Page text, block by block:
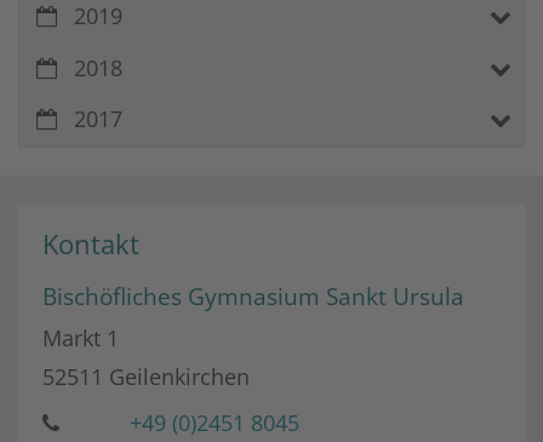
2019
2018
2017
Kontakt
Bischöfliches Gymnasium Sankt Ursula
Markt 1
52511 Geilenkirchen
+49 (0)2451 8045